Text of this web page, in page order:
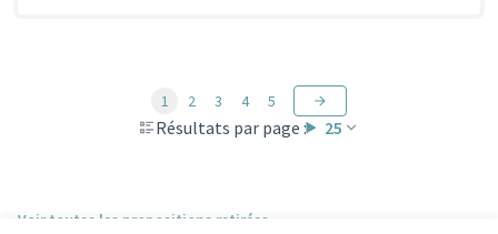
Résultats par page : 25
1 2 3 4 5
Voir toutes les propositions retirées